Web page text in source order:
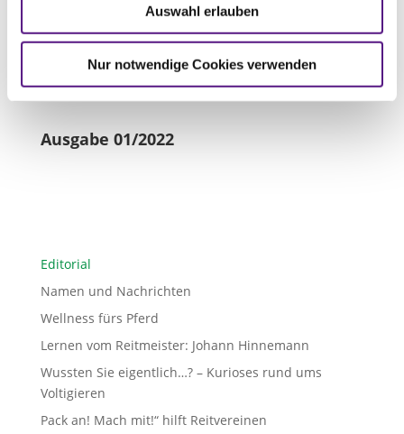
Auswahl erlauben
Nur notwendige Cookies verwenden
 Nächster Artikel
Namen und Nachrichten
Ausgabe 01/2022
Editorial
Namen und Nachrichten
Wellness fürs Pferd
Lernen vom Reitmeister: Johann Hinnemann
Wussten Sie eigentlich…? – Kurioses rund ums
Voltigieren
Pack an! Mach mit!“ hilft Reitvereinen